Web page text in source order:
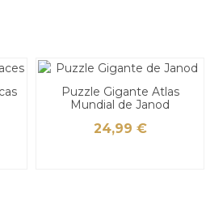
Puzzle Gigante Atlas
Mundial de Janod
24,99 €